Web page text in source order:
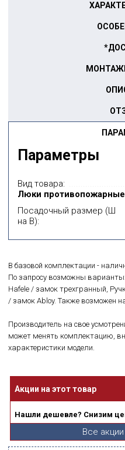
Параметры
Вид товара:
Люки противопожарные
Посадочный размер (Ш
на В):
В базовой комплектации -
По запросу возможны
Hafele / замок трехгранный,
/ замок Abloy. Также возможен
Производитель на свое
может менять комплектацию,
характеристики модели.
Акции на этот товар
Нашли дешевле? Снизим
Все акции